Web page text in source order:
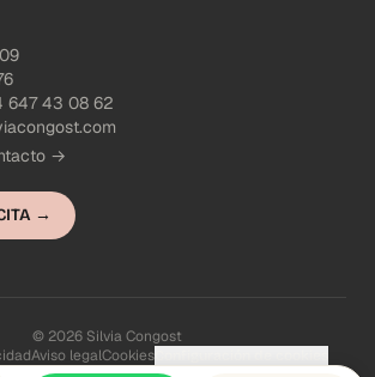
647 43 08 62
→
→
© 2026 Silvia Congost
Aviso legalCookies